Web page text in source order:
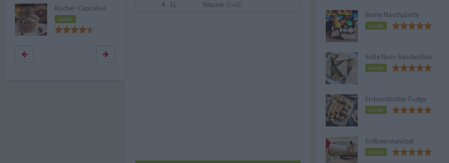
4
EL Wasser (heiß)
Rocher-Cupcakes
Leicht
Bunte Naschplatte
Leicht
Süße Nuss-Sandwiches
Leicht
Erdnussbutter Fudge
Leicht
Erdbeerstanitzel
Leicht